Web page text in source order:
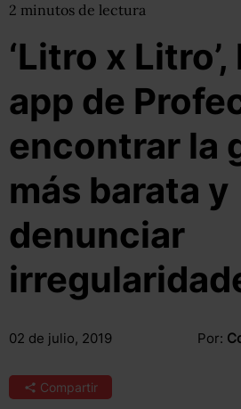
2 minutos de lectura
‘Litro x
app de
encontrar la
más barata y
denunciar
02 de julio, 2019 Por:
Compartir